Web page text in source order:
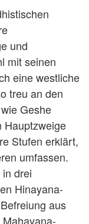
und
mit seinen
eine westliche
treu an den
Geshe
Hauptzweige
Stufen erklärt,
umfassen.
drei
Hinayana-
aus